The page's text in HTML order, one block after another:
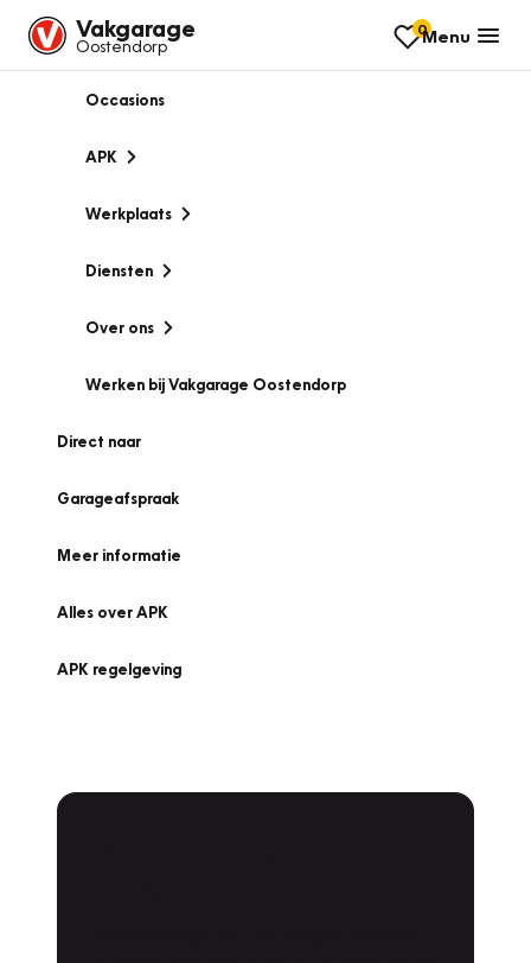
Vakgarage
Oostendorp
0Menu
Occasions
APK
Werkplaats
Diensten
Over ons
Werken bij Vakgarage Oostendorp
Direct naar
Garageafspraak
Meer informatie
Alles over APK
APK regelgeving